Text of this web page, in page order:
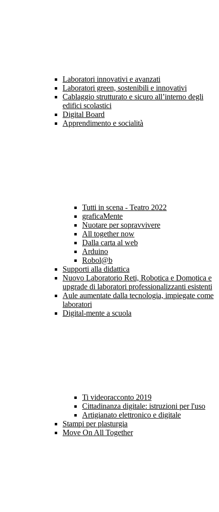
Laboratori innovativi e avanzati
Laboratori green, sostenibili e innovativi
Cablaggio strutturato e sicuro all’interno degli
edifici scolastici
Digital Board
Apprendimento e socialità
Tutti in scena - Teatro 2022
graficaMente
Nuotare per sopravvivere
All together now
Dalla carta al web
Arduino
Robol@b
Supporti alla didattica
Nuovo Laboratorio Reti, Robotica e Domotica e
upgrade di laboratori professionalizzanti esistenti
Aule aumentate dalla tecnologia, impiegate come
laboratori
Digital-mente a scuola
Ti videoracconto 2019
Cittadinanza digitale: istruzioni per l'uso
Artigianato elettronico e digitale
Stampi per plasturgia
Move On All Together